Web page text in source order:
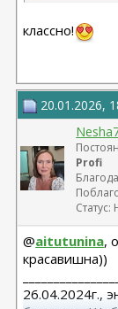
классно!
20.01.2026,
Profi
@aitutunina,
красавишна))
26.04.2024г.,